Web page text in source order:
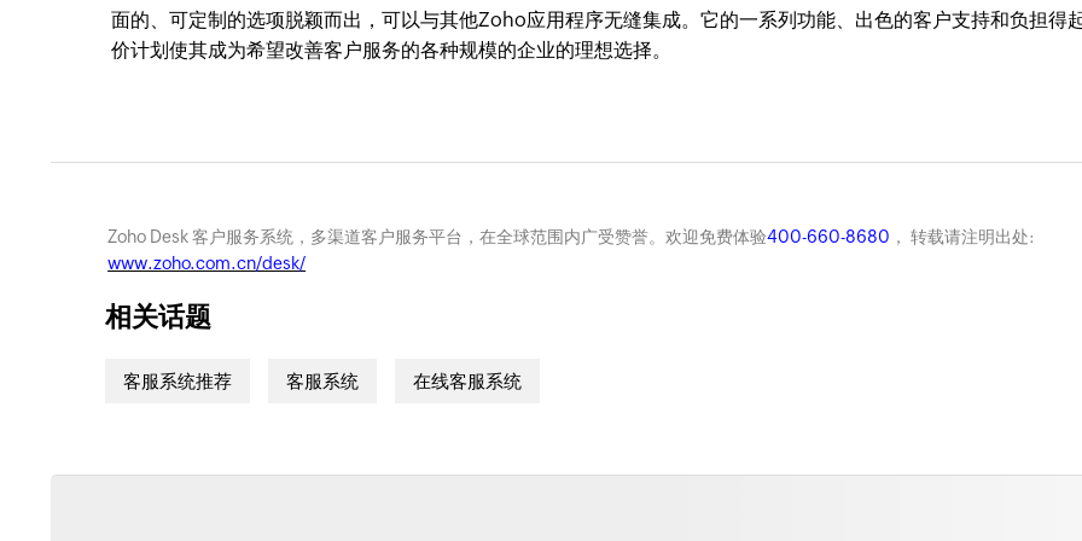
面的、可定制的选项脱颖而出，可以与其他Zoho应用程序无缝集成。它的一系列功能、出色的客户支持和负担得
价计划使其成为希望改善客户服务的各种规模的企业的理想选择。
Zoho Desk 客户服务系统，多渠道客户服务平台，在全球范围内广受赞誉。欢迎免费体验400-660-8680 ， 转载请注明出处:
www.zoho.com.cn/desk/
相关话题
客服系统推荐 客服系统 在线客服系统